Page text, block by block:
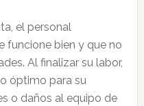
el personal
funcione bien y que no
Al finalizar su labor,
óptimo para su
o daños al equipo de